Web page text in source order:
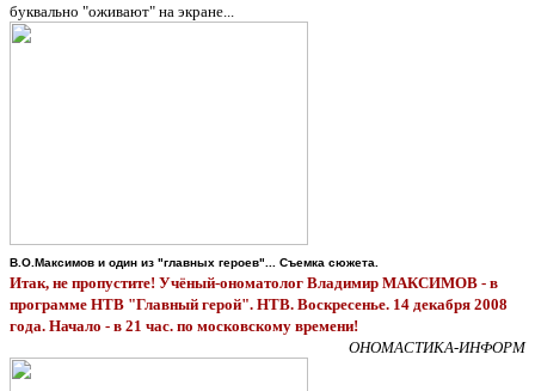
буквально "оживают" на экране...
В.О.Максимов и один из "главных героев"... Съемка сюжета.
Итак, не пропустите! Учёный-ономатолог Владимир МАКСИМОВ - в
программе НТВ "Главный герой". НТВ. Воскресенье. 14 декабря 2008
года. Начало - в 21 час. по московскому времени!
ОНОМАСТИКА-ИНФОРМ